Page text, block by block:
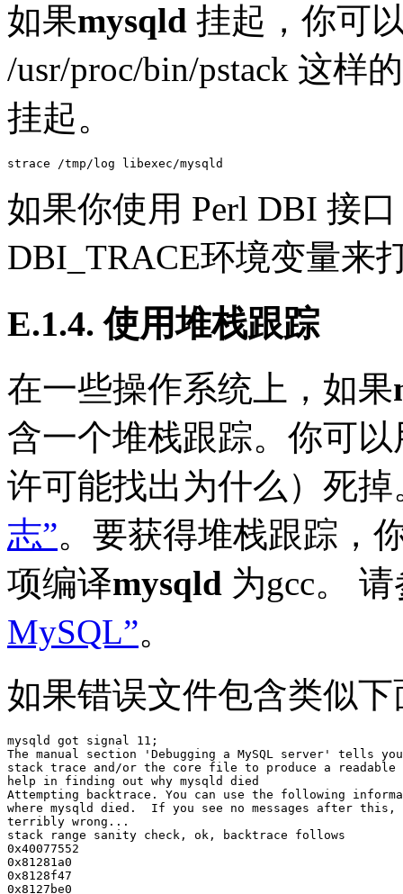
如果mysqld 挂起，你可
/usr/proc/bin/pstack 这样
挂起。
如果你使用 Perl DBI 接
DBI_TRACE环境变量来
E.1.4. 使用堆栈跟踪
在一些操作系统上，如果
含一个堆栈跟踪。你可
许可能找出为什么）死
志”。要获得堆栈跟踪，
项编译mysqld 为gcc。
MySQL”。
如果错误文件包含类似
mysqld got signal 11;
The manual section 'Debugging a MySQL server' tells
stack trace and/or the core file to produce a readable
help in finding out why mysqld died
Attempting backtrace. You can use the following
where mysqld died.  If you see no messages after this,
terribly wrong...
stack range sanity check, ok, backtrace follows
0x40077552
0x81281a0
0x8128f47
0x8127be0